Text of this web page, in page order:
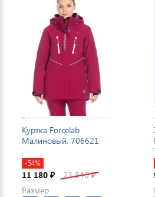
Куртка Forcelab
Малиновый, 706621
-54%
11 180 ₽ 23 840₽
Размер